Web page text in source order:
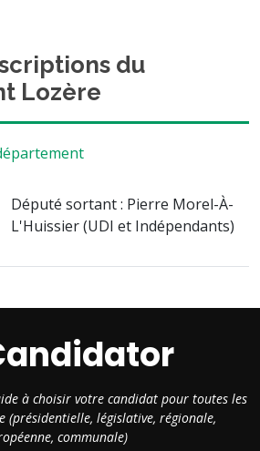
du
Lozère
Député sortant : Pierre Morel-À-
L'Huissier (UDI et Indépendants)
à choisir votre candidat pour toutes les
(présidentielle, législative, régionale,
communale)